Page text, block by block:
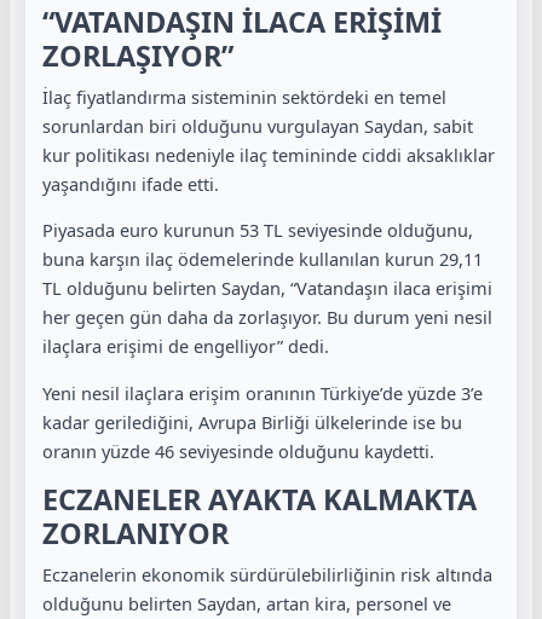
“VATANDAŞIN İLACA ERİŞİMİ
ZORLAŞIYOR”
İlaç fiyatlandırma sisteminin sektördeki en temel
sorunlardan biri olduğunu vurgulayan Saydan, sabit
kur politikası nedeniyle ilaç temininde ciddi aksaklıklar
yaşandığını ifade etti.
Piyasada euro kurunun 53 TL seviyesinde olduğunu,
buna karşın ilaç ödemelerinde kullanılan kurun 29,11
TL olduğunu belirten Saydan, “Vatandaşın ilaca erişimi
her geçen gün daha da zorlaşıyor. Bu durum yeni nesil
ilaçlara erişimi de engelliyor” dedi.
Yeni nesil ilaçlara erişim oranının Türkiye’de yüzde 3’e
kadar gerilediğini, Avrupa Birliği ülkelerinde ise bu
oranın yüzde 46 seviyesinde olduğunu kaydetti.
ECZANELER AYAKTA KALMAKTA
ZORLANIYOR
Eczanelerin ekonomik sürdürülebilirliğinin risk altında
olduğunu belirten Saydan, artan kira, personel ve